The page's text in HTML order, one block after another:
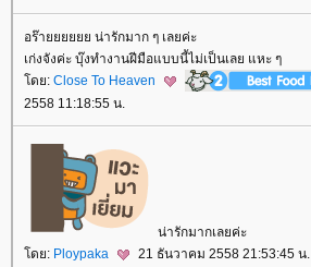
อร๊ายยยยยย น่ารักมาก ๆ เลยค่ะ
เก่งจังค่ะ บุ๊งทำงานฝีมือแบบนี้ไม่เป็นเลย แหะ ๆ
ดย: Close To Heaven
2558 11:18:55 น.
น่ารักมากเลยค่ะ
ดย: Ploypaka 21 ธันวาคม 2558 21:53:45 น.